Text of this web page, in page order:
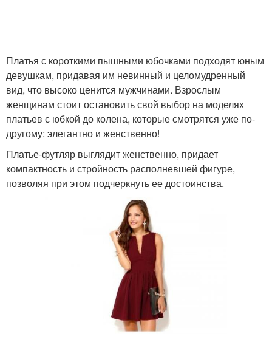
Платья с короткими пышными юбочками подходят юным
девушкам, придавая им невинный и целомудренный
вид, что высоко ценится мужчинами. Взрослым
женщинам стоит остановить свой выбор на моделях
платьев с юбкой до колена, которые смотрятся уже по-
другому: элегантно и женственно!
Платье-футляр выглядит женственно, придает
компактность и стройность располневшей фигуре,
позволяя при этом подчеркнуть ее достоинства.